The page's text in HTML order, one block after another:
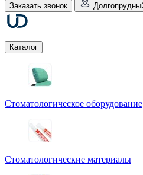
Заказать звонок
Каталог
Стоматологическое оборудование
Стоматологические материалы